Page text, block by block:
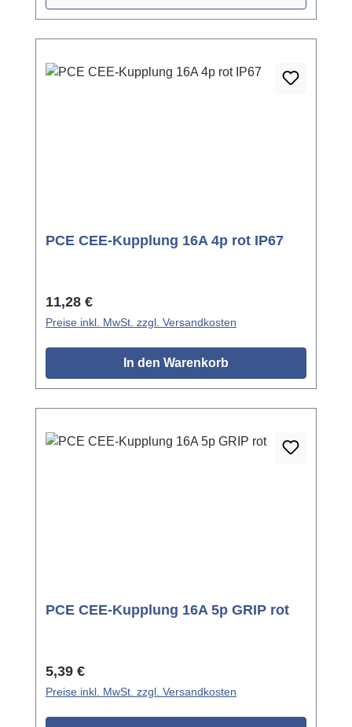
PCE CEE-Kupplung 16A 4p rot IP67
Regulärer Preis:
11,28 €
Preise inkl. MwSt. zzgl. Versandkosten
In den Warenkorb
PCE CEE-Kupplung 16A 5p GRIP rot
Regulärer Preis:
5,39 €
Preise inkl. MwSt. zzgl. Versandkosten